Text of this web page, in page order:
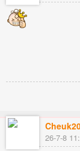
26-7-8